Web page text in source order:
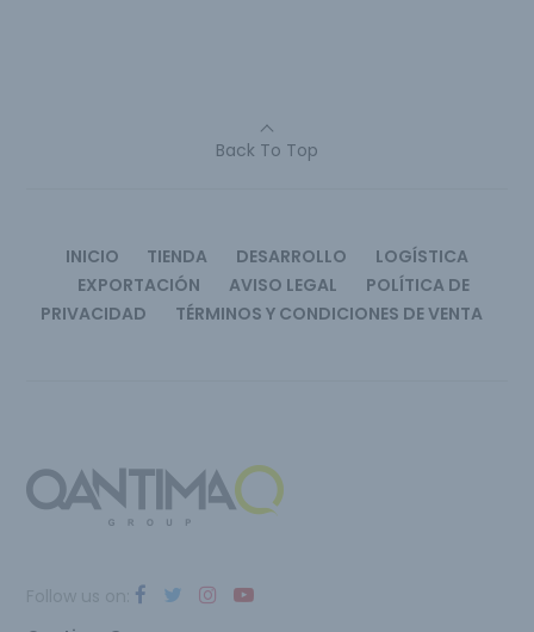
Back To Top
INICIO TIENDA DESARROLLO
LOGÍSTICA
EXPORTACIÓN
AVISO LEGAL
POLÍTICA DE
PRIVACIDAD
TÉRMINOS Y CONDICIONES DE VENTA